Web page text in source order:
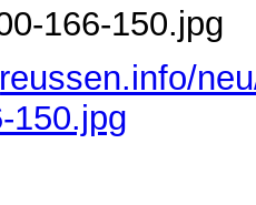
166-150.jpg
150.jpg